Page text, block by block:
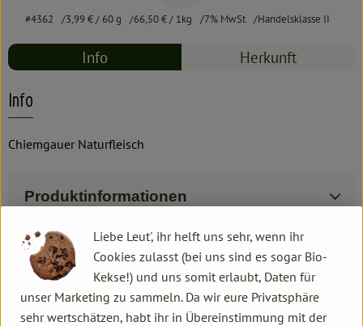
#4362 3,99 €/ 60 g 66,50 €/ 1kg 7% MwSt Handelsklasse II
Info Herkunft
Info
Chiemgauer Naturfleisch
Produktinformationen
Zutaten
Produktdatenblatt
Liebe Leut', ihr helft uns sehr, wenn ihr
Cookies zulasst (bei uns sind es sogar Bio-
Kekse!) und uns somit erlaubt, Daten für
unser Marketing zu sammeln. Da wir eure Privatsphäre
sehr wertschätzen, habt ihr in Übereinstimmung mit der